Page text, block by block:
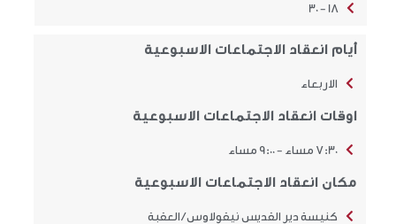
18 - 30
أيام انعقاد الاجتماعات الاسبوعية
الاربعاء
اوقات انعقاد الاجتماعات الاسبوعية
7:30 مساء - 9:00 مساء
مكان انعقاد الاجتماعات الاسبوعية
كنيسة دير القديس نيقولاوس / العقبة